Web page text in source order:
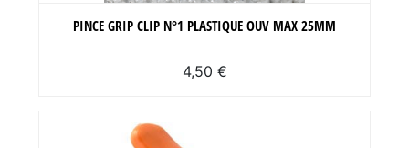
PINCE GRIP CLIP N°1 PLASTIQUE OUV MAX 25MM
4,50 €